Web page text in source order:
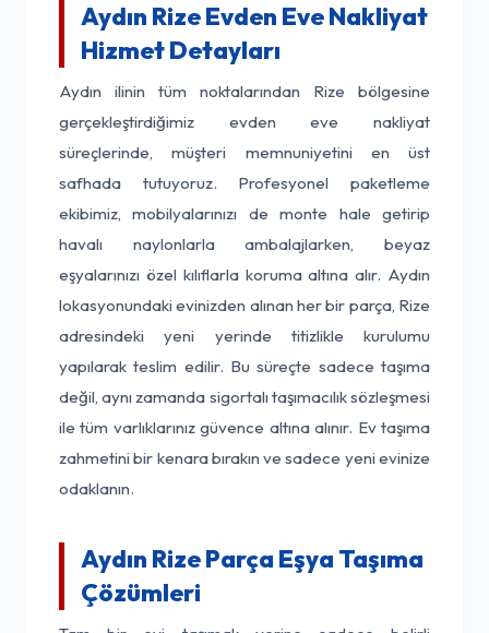
Aydın Rize Evden Eve Nakliyat
Hizmet Detayları
Aydın ilinin tüm noktalarından Rize bölgesine
gerçekleştirdiğimiz evden eve nakliyat
süreçlerinde, müşteri memnuniyetini en üst
safhada tutuyoruz. Profesyonel paketleme
ekibimiz, mobilyalarınızı de monte hale getirip
havalı naylonlarla ambalajlarken, beyaz
eşyalarınızı özel kılıflarla koruma altına alır. Aydın
lokasyonundaki evinizden alınan her bir parça, Rize
adresindeki yeni yerinde titizlikle kurulumu
yapılarak teslim edilir. Bu süreçte sadece taşıma
değil, aynı zamanda sigortalı taşımacılık sözleşmesi
ile tüm varlıklarınız güvence altına alınır. Ev taşıma
zahmetini bir kenara bırakın ve sadece yeni evinize
odaklanın.
Aydın Rize Parça Eşya Taşıma
Çözümleri